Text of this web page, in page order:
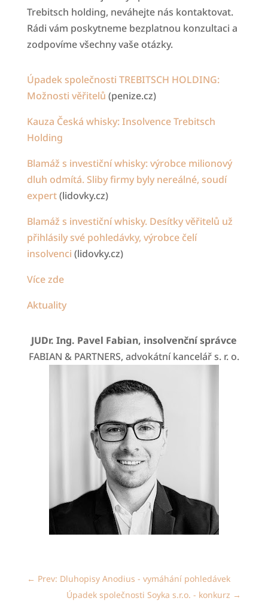
Trebitsch holding, neváhejte nás kontaktovat.
Rádi vám poskytneme bezplatnou konzultaci a
zodpovíme všechny vaše otázky.
Úpadek společnosti TREBITSCH HOLDING:
Možnosti věřitelů (penize.cz)
Kauza Česká whisky: Insolvence Trebitsch
Holding
Blamáž s investiční whisky: výrobce milionový
dluh odmítá. Sliby firmy byly nereálné, soudí
expert(lidovky.cz)
Blamáž s investiční whisky. Desítky věřitelů už
přihlásily své pohledávky, výrobce čelí
insolvenci (lidovky.cz)
Více zde
Aktuality
JUDr. Ing. Pavel Fabian, insolvenční správce
FABIAN & PARTNERS, advokátní kancelář s. r. o.
← Prev: Dluhopisy Anodius - vymáhání pohledávek
Úpadek společnosti Soyka s.r.o. - konkurz →